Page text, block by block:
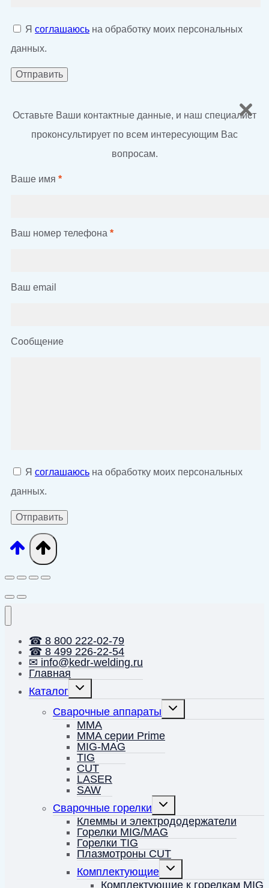
Я соглашаюсь на обработку моих персональных
данных.
Оставьте Ваши контактные данные, и наш специалист
проконсультирует по всем интересующим Вас
вопросам.
Ваше имя *
Ваш номер телефона *
Ваш email
Сообщение
Я соглашаюсь на обработку моих персональных
данных.
☎ 8 800 222-02-79
☎ 8 499 226-22-54
✉ info@kedr-welding.ru
Главная
Каталог
Переключить
Сварочные аппараты
Переключить
MMA
MMA серии Prime
MIG-MAG
TIG
CUT
LASER
SAW
Сварочные горелки
Переключить
меню
Клеммы и электрододержатели
Горелки MIG/MAG
Горелки TIG
Плазмотроны CUT
Комплектующие
Переключить
меню
Комплектующие к горелкам MIG